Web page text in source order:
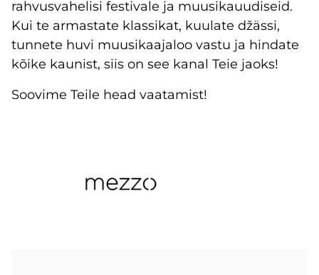
rahvusvahelisi festivale ja muusikauudiseid.
Kui te armastate klassikat, kuulate džässi,
tunnete huvi muusikaajaloo vastu ja hindate
kõike kaunist, siis on see kanal Teie jaoks!
Soovime Teile head vaatamist!